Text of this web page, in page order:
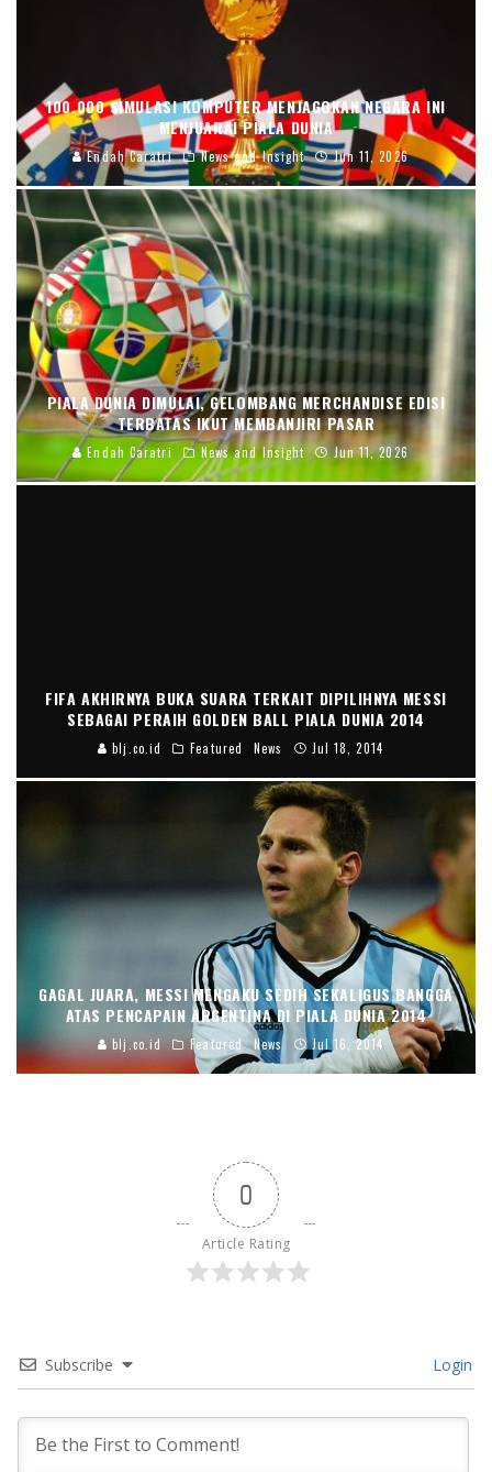
100.000 SIMULASI KOMPUTER MENJAGOKAN NEGARA INI
MENJUARAI PIALA DUNIA
Endah Caratri News and Insight Jun 11, 2026
PIALA DUNIA DIMULAI, GELOMBANG MERCHANDISE EDISI
TERBATAS IKUT MEMBANJIRI PASAR
Endah Caratri News and Insight Jun 11, 2026
FIFA AKHIRNYA BUKA SUARA TERKAIT DIPILIHNYA MESSI
SEBAGAI PERAIH GOLDEN BALL PIALA DUNIA 2014
blj.co.id Featured News Jul 18, 2014
GAGAL JUARA, MESSI MENGAKU SEDIH SEKALIGUS BANGGA
ATAS PENCAPAIN ARGENTINA DI PIALA DUNIA 2014
blj.co.id Featured News Jul 16, 2014
0
Article Rating
Subscribe Login